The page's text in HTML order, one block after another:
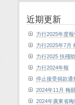
近期更新
力行2025年度報
力行2025年7月
力行2025 扶殘
力行2024年報
停止接受捐款通
2024年11月 梅
2024年廣東省梅